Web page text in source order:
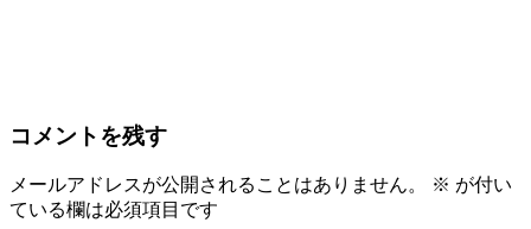
コメントを残す
メールアドレスが公開されることはありません。 ※ が付い
ている欄は必須項目です